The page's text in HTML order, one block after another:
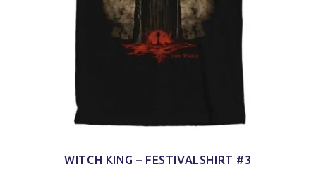
WITCH KING – FESTIVALSHIRT #3